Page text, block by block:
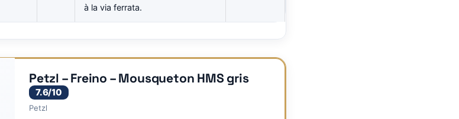
à la via ferrata.
Petzl – Freino – Mousqueton HMS gris
7.6/10
Petzl